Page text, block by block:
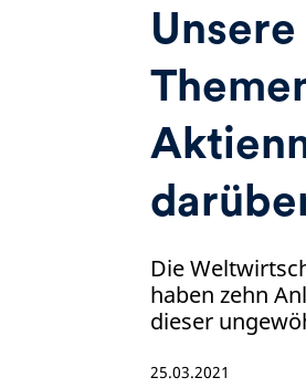
Die
haben zehn
dieser
25.03.2021